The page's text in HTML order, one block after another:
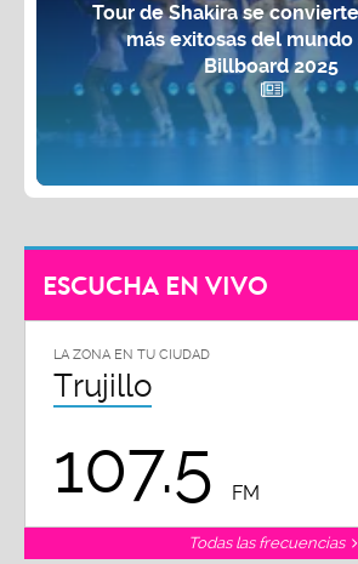
Tour de Shakira se
más exitosas del mundo
Billboard 2025
ESCUCHA EN VIVO
LA ZONA EN TU CIUDAD
Trujillo
107.5 FM
Todas las frecuencias